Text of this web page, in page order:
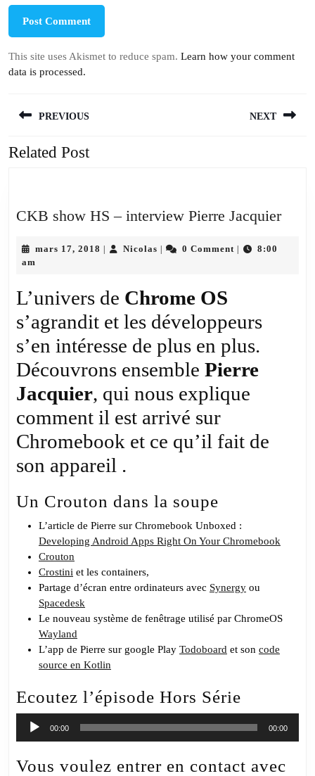
This site uses Akismet to reduce spam. Learn how your comment
data is processed.
de
l’article
PREVIOUS
Previous
NEXT
Related Post
CKB show HS – interview Pierre JacquierCKB
mars 17, 2018 mars
| NicolasNicolas
| 0 Comment |
8:00
am
L’univers de Chrome OS
s’agrandit et les développeurs
s’en intéresse de plus en plus.
Découvrons ensemble Pierre
Jacquier, qui nous explique
comment il est arrivé sur
Chromebook et ce qu’il fait de
son appareil .
Un Crouton dans la soupe
L’article de Pierre sur Chromebook Unboxed :
Developing Android Apps Right On Your Chromebook
Crouton
Crostini et les containers,
Partage d’écran entre ordinateurs avec Synergy ou
Spacedesk
Le nouveau système de fenêtrage utilisé par ChromeOS
Wayland
L’app de Pierre sur google Play Todoboard et son code
source en Kotlin
Ecoutez l’épisode Hors Série
Lecteur
audio
00:00 00:00
Vous voulez entrer en contact avec